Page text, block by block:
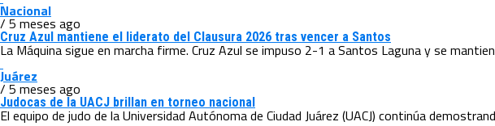
Nacional
/ 5 meses ago
Cruz Azul mantiene el liderato del Clausura 2026 tras vencer a Santos
La Máquina sigue en marcha firme. Cruz Azul se impuso 2-1 a Santos Laguna y se
Juárez
/ 5 meses ago
Judocas de la UACJ brillan en torneo nacional
El equipo de judo de la Universidad Autónoma de Ciudad Juárez (UACJ) continúa